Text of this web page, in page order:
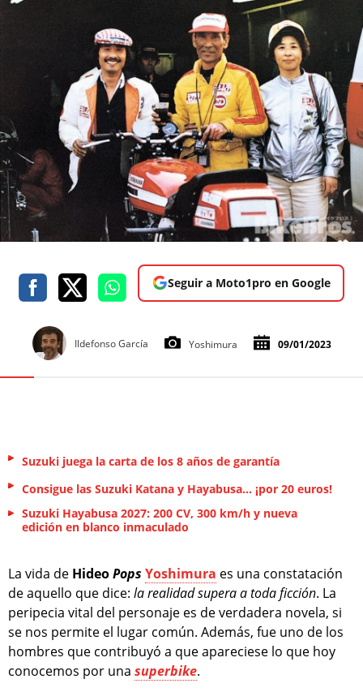
Seguir a Moto1pro en Google
Ildefonso García Yoshimura 09/01/2023
Suzuki juega la carta de los 8 años de garantía
Consigue las Suzuki Katana y Hayabusa... ¡por 20 euros!
Suzuki Hayabusa 2027: 200 CV, 300 km/h y nueva
edición en blanco inmaculado
La vida de HideoPops Yoshimura es una constatación
de aquello que dice: la realidad supera a toda ficción. La
peripecia vital del personaje es de verdadera novela, si
se nos permite el lugar común. Además, fue uno de los
hombres que contribuyó a que apareciese lo que hoy
conocemos por una superbike.